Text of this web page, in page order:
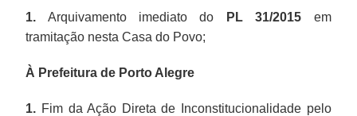
1. Arquivamento imediato do PL 31/2015 em
tramitação nesta Casa do Povo;
À Prefeitura de Porto Alegre
1. Fim da Ação Direta de Inconstitucionalidade pelo